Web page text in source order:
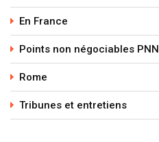
En France
Points non négociables PNN
Rome
Tribunes et entretiens